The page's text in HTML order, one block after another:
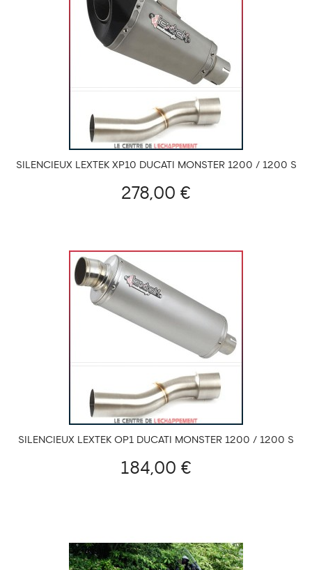
SILENCIEUX LEXTEK XP10 DUCATI MONSTER 1200 / 1200 S
278,00 €
SILENCIEUX LEXTEK OP1 DUCATI MONSTER 1200 / 1200 S
184,00 €